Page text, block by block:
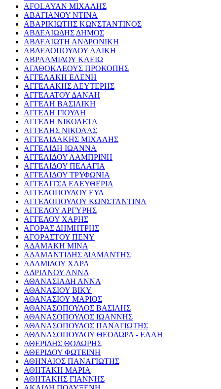
AFOLAYAN ΜΙΧΑΛΗΣ
ΑΒΑΓΙΑΝΟΥ ΝΤΙΝΑ
ΑΒΑΡΙΚΙΩΤΗΣ ΚΩΝΣΤΑΝΤΙΝΟΣ
ΑΒΔΕΛΙΩΔΗΣ ΔΗΜΟΣ
ΑΒΔΕΛΙΩΤΗ ΑΝΔΡΟΝΙΚΗ
ΑΒΔΕΛΟΠΟΥΛΟΥ ΑΛΙΚΗ
ΑΒΡΑΑΜΙΔΟΥ ΚΛΕΙΩ
ΑΓΑΘΟΚΛΕΟΥΣ ΠΡΟΚΟΠΗΣ
ΑΓΓΕΛΑΚΗ ΕΛΕΝΗ
ΑΓΓΕΛΑΚΗΣ ΛΕΥΤΕΡΗΣ
ΑΓΓΕΛΑΤΟΥ ΔΑΝΑΗ
ΑΓΓΕΛΗ ΒΑΣΙΛΙΚΗ
ΑΓΓΕΛΗ ΓΙΟΥΛΗ
ΑΓΓΕΛΗ ΝΙΚΟΛΕΤΑ
ΑΓΓΕΛΗΣ ΝΙΚΟΛΑΣ
ΑΓΓΕΛΙΔΑΚΗΣ ΜΙΧΑΛΗΣ
ΑΓΓΕΛΙΔΗ ΙΩΑΝΝΑ
ΑΓΓΕΛΙΔΟΥ ΛΑΜΠΡΙΝΗ
ΑΓΓΕΛΙΔΟΥ ΠΕΛΑΓΙΑ
ΑΓΓΕΛΙΔΟΥ ΤΡΥΦΩΝΙΑ
ΑΓΓΕΛΙΤΣΑ ΕΛΕΥΘΕΡΙΑ
ΑΓΓΕΛΟΠΟΥΛΟΥ ΕΥΑ
ΑΓΓΕΛΟΠΟΥΛΟΥ ΚΩΝΣΤΑΝΤΙΝΑ
ΑΓΓΕΛΟΥ ΑΡΓΥΡΗΣ
ΑΓΓΕΛΟΥ ΧΑΡΗΣ
ΑΓΟΡΑΣ ΔΗΜΗΤΡΗΣ
ΑΓΟΡΑΣΤΟΥ ΠΕΝΥ
ΑΔΑΜΑΚΗ ΜΙΝΑ
ΑΔΑΜΑΝΤΙΔΗΣ ΔΙΑΜΑΝΤΗΣ
ΑΔΑΜΙΔΟΥ ΧΑΡΑ
ΑΔΡΙΑΝΟΥ ΑΝΝΑ
ΑΘΑΝΑΣΙΑΔΗ ΑΝΝΑ
ΑΘΑΝΑΣΙΟΥ ΒΙΚΥ
ΑΘΑΝΑΣΙΟΥ ΜΑΡΙΟΣ
ΑΘΑΝΑΣΟΠΟΥΛΟΣ ΒΑΣΙΛΗΣ
ΑΘΑΝΑΣΟΠΟΥΛΟΣ ΙΩΑΝΝΗΣ
ΑΘΑΝΑΣΟΠΟΥΛΟΣ ΠΑΝΑΓΙΩΤΗΣ
ΑΘΑΝΑΣΟΠΟΥΛΟΥ ΘΕΟΔΩΡΑ - ΕΛΛΗ
ΑΘΕΡΙΔΗΣ ΘΟΔΩΡΗΣ
ΑΘΕΡΙΔΟΥ ΦΩΤΕΙΝΗ
ΑΘΗΝΑΙΟΣ ΠΑΝΑΓΙΩΤΗΣ
ΑΘΗΤΑΚΗ ΜΑΡΙΑ
ΑΘΗΤΑΚΗΣ ΓΙΑΝΝΗΣ